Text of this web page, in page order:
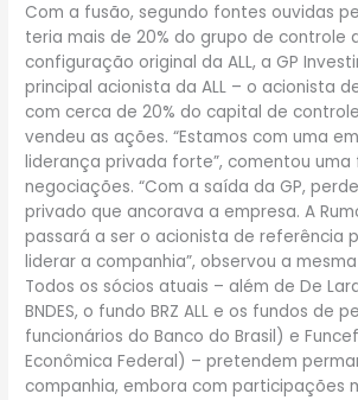
Com a fusão, segundo fontes ouvidas
teria mais de 20% do grupo de controle
configuração original da ALL, a GP
principal acionista da ALL – o acionista
com cerca de 20% do capital de
vendeu as ações. “Estamos com uma
liderança privada forte”, comentou
negociações. “Com a saída da GP,
privado que ancorava a empresa. A
passará a ser o acionista de referência
liderar a companhia”, observou a
Todos os sócios atuais – além de De
BNDES, o fundo BRZ ALL e os fundos de
funcionários do Banco do Brasil) e
Econômica Federal) – pretendem
companhia, embora com participações